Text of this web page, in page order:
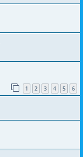
1 2 3 4 5 6